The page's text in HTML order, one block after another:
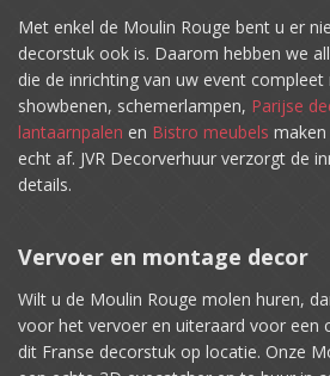
Met enkel de Moulin Rouge bent u er
decorstuk ook is. Daarom hebben we
die de inrichting van uw event compleet
showbenen, schemerlampen, Parijse
lantaarnpalen en Bistro meubels
echt af. JVR Decorverhuur verzorgt de
details.
Vervoer en montage decor
Wilt u de Moulin Rouge molen huren,
voor het vervoer en uiteraard voor een
dit Franse decorstuk op locatie. Onze